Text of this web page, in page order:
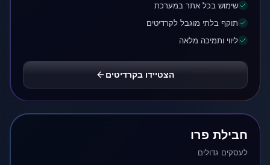
שימוש בכל אתר במערכת
תוקף בלתי מוגבל לקרדיטים
ליווי ותמיכה מלאה
הצטיידו בקרדיטים
חבילת פרו
לעסקים גדולים